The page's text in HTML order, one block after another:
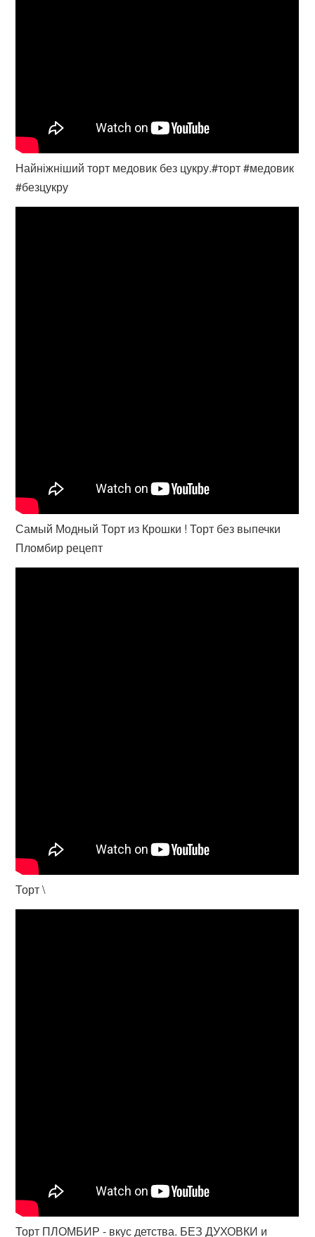
Найніжніший торт медовик без цукру.#торт #медовик
#безцукру
Самый Модный Торт из Крошки ! Торт без выпечки
Пломбир рецепт
Торт \
Торт ПЛОМБИР - вкус детства. БЕЗ ДУХОВКИ и